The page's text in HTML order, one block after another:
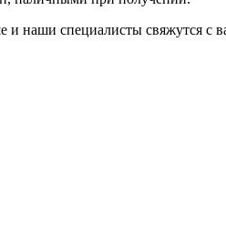
и наши специалисты свяжутся с